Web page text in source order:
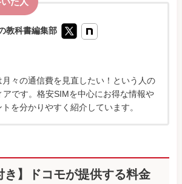
教科書編集部
々の通信費を見直したい！という人の
アです。格安SIMを中心にお得な情報や
を分かりやすく紹介しています。
き】ドコモが提供する料金